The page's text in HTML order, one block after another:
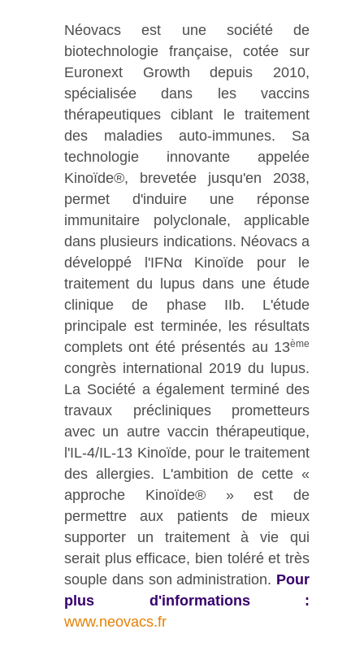
Néovacs est une société de
biotechnologie française, cotée sur
Euronext Growth depuis 2010,
spécialisée dans les vaccins
thérapeutiques ciblant le traitement
des maladies auto-immunes. Sa
technologie innovante appelée
Kinoïde®, brevetée jusqu'en 2038,
permet d'induire une réponse
immunitaire polyclonale, applicable
dans plusieurs indications. Néovacs a
développé l'IFNα Kinoïde pour le
traitement du lupus dans une étude
clinique de phase IIb. L'étude
principale est terminée, les résultats
complets ont été présentés au 13ème
congrès international 2019 du lupus.
La Société a également terminé des
travaux précliniques prometteurs
avec un autre vaccin thérapeutique,
l'IL-4/IL-13 Kinoïde, pour le traitement
des allergies. L'ambition de cette «
approche Kinoïde® » est de
permettre aux patients de mieux
supporter un traitement à vie qui
serait plus efficace, bien toléré et très
souple dans son administration. Pour
plus d'informations :
www.neovacs.fr